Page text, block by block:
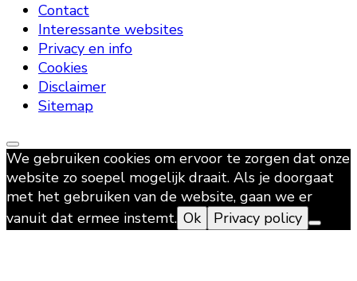
Contact
Interessante websites
Privacy en info
Cookies
Disclaimer
Sitemap
We gebruiken cookies om ervoor te zorgen dat onze
website zo soepel mogelijk draait. Als je doorgaat
met het gebruiken van de website, gaan we er
vanuit dat ermee instemt. Ok Privacy policy